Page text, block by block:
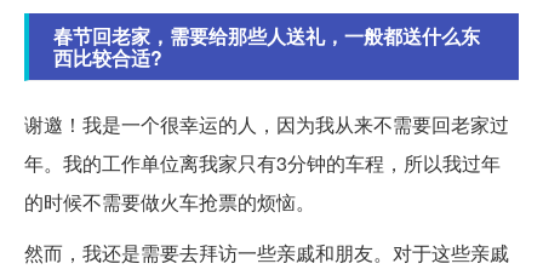
春节回老家，需要给那些人送礼，一般都送什么东
西比较合适?
谢邀！我是一个很幸运的人，因为我从来不需要回老家过
年。我的工作单位离我家只有3分钟的车程，所以我过年
的时候不需要做火车抢票的烦恼。
然而，我还是需要去拜访一些亲戚和朋友。对于这些亲戚